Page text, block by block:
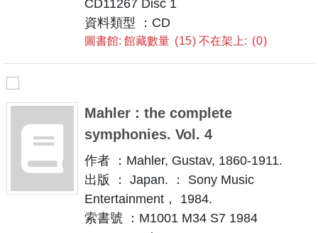
CD11267 Disc 1
資料類型 ：CD
圖書館: 館藏數量 15 不在架上: 0
Mahler : the complete
symphonies. Vol. 4
作者 ：Mahler, Gustav, 1860-1911.
出版 ： Japan. ： Sony Music
Entertainment， 1984.
索書號 ：M1001 M34 S7 1984